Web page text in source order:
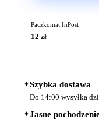
Paczkomat InPost
12 zł
✦Szybka dostawa
Do 14:00 wysyłka
✦Jasne